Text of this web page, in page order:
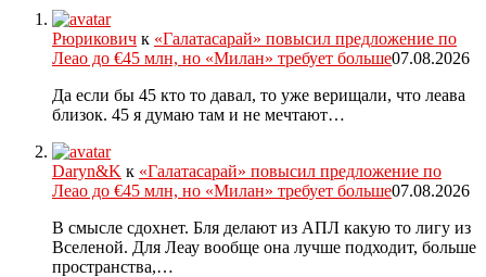
Рюрикович к «Галатасарай» повысил предложение по
Леао до €45 млн, но «Милан» требует больше07.08.2026
Да если бы 45 кто то давал, то уже верищали, что леава
близок. 45 я думаю там и не мечтают…
Daryn&K к «Галатасарай» повысил предложение по
Леао до €45 млн, но «Милан» требует больше07.08.2026
В смысле сдохнет. Бля делают из АПЛ какую то лигу из
Вселеной. Для Леау вообще она лучше подходит, больше
пространства,…